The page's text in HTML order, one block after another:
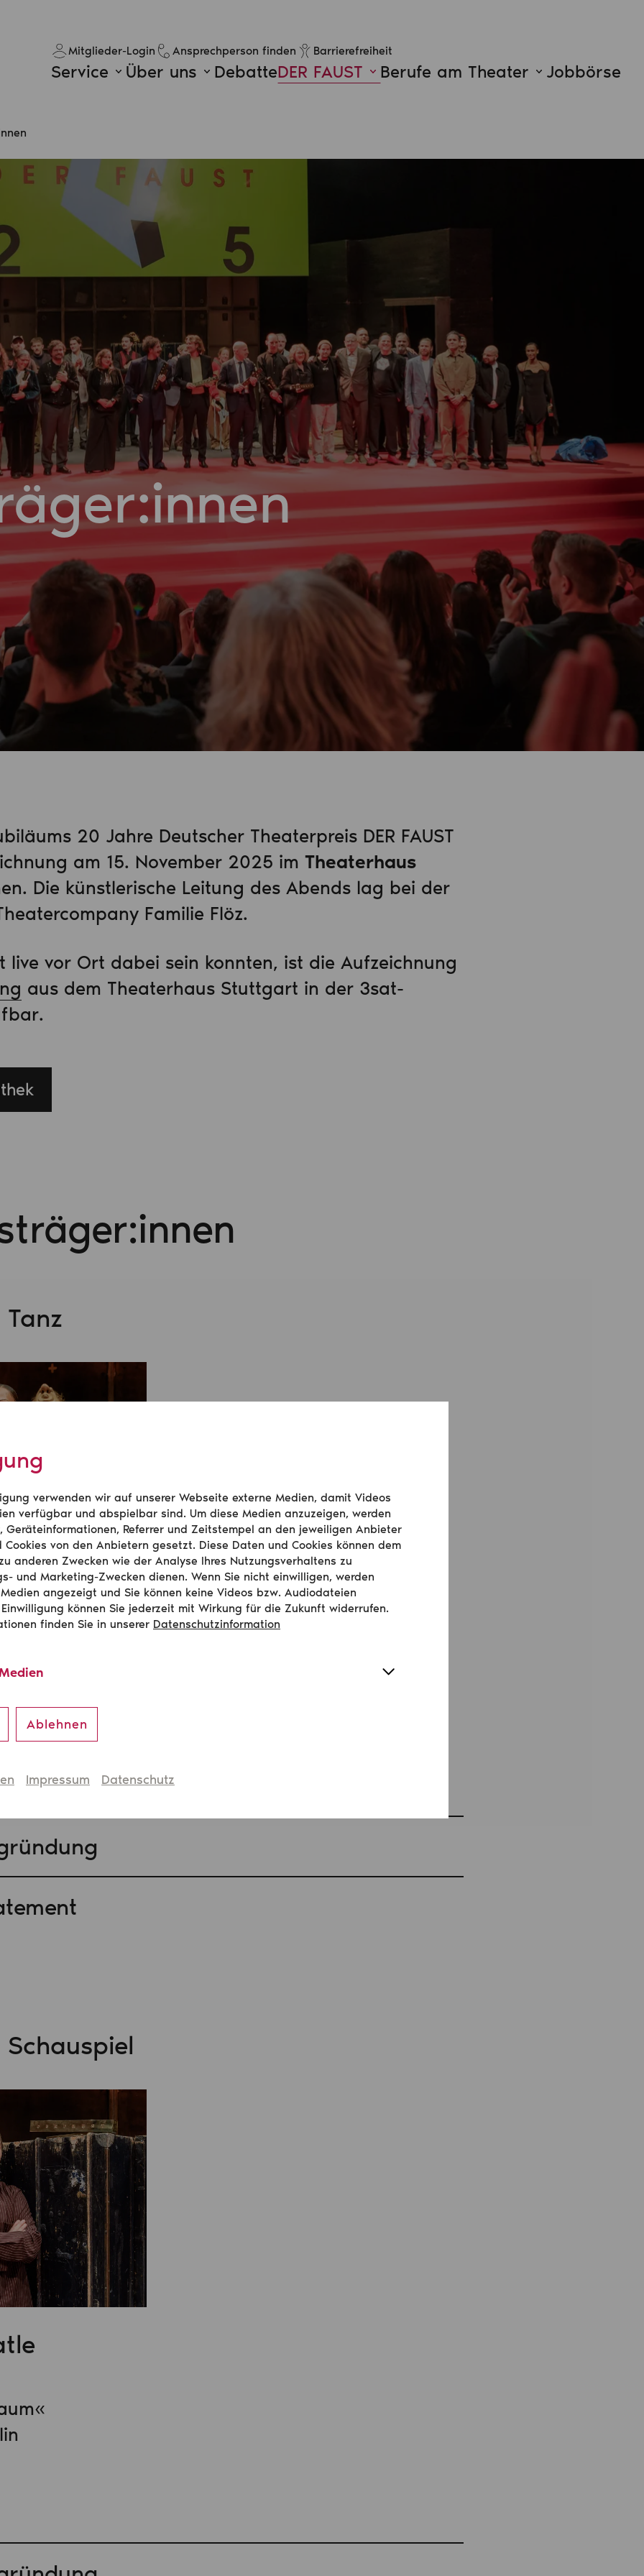
verwenden wir auf unserer Webseite externe Medien, damit Videos
verfügbar und abspielbar sind. Um diese Medien anzuzeigen, werden
Geräteinformationen, Referrer und Zeitstempel an den jeweiligen Anbieter
von den Anbietern gesetzt. Diese Daten und Cookies können dem
anderen Zwecken wie der Analyse Ihres Nutzungsverhaltens zu
und Marketing-Zwecken dienen. Wenn Sie nicht einwilligen, werden
angezeigt und Sie können keine Videos bzw. Audiodateien
können Sie jederzeit mit Wirkung für die Zukunft widerrufen.
finden Sie in unserer Datenschutzinformation
Ablehnen
Impressum Datenschutz
Mitglieder-Login Ansprechperson finden Barrierefreiheit
Service Über uns DebatteDER FAUST Berufe am Theater Jobbörse
20 Jahre Deutscher Theaterpreis DER FAUST
am 15. November 2025 im Theaterhaus
Die künstlerische Leitung des Abends lag bei der
Familie Flöz.
live vor Ort dabei sein konnten, ist die Aufzeichnung
aus dem Theaterhaus Stuttgart in der 3sat-